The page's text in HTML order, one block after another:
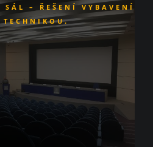
SÁL – ŘEŠENÍ VYBAVENÍ